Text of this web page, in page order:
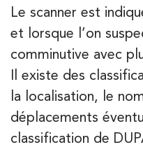
Le scanner est
et lorsque l’on
comminutive avec
Il existe des
la localisation, le
déplacements
classification de
3 Av. André
Billancourt
3 Av. André
01 48 25 34 79
PRENEZ RDV SUR
PRENEZ RDV SUR